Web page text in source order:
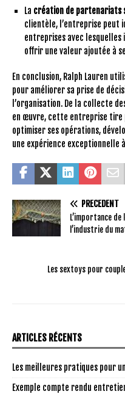
La création de partenariats
clientèle, l’entreprise peut
entreprises avec lesquelles
offrir une valeur ajoutée à
En conclusion, Ralph Lauren
pour améliorer sa prise de
l’organisation. De la collecte
en œuvre, cette entreprise tire
optimiser ses opérations,
une expérience exceptionnelle
PRÉCÉDENT
L’importance
l’industrie du
Les sextoys pour
ARTICLES RÉCENTS
Les meilleures pratiques pour
Exemple compte rendu